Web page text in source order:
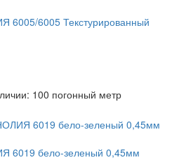
6005/6005 Текстурированный
100 погонный метр
6019 бело-зеленый 0,45мм